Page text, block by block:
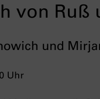
von Ruß
und
Uhr